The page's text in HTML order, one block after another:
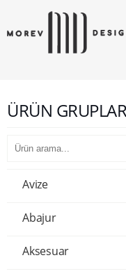
ÜRÜN
Avize
Abajur
Aksesuar